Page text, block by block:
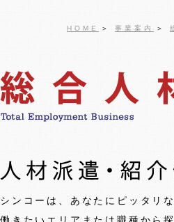
HOME ＞ 事業案内 ＞
シンコーは、あなたにピッタリ